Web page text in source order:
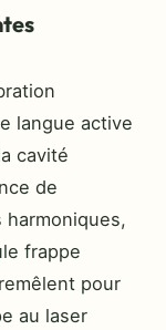
langue active
cavité
de
harmoniques,
frappe
pour
au laser